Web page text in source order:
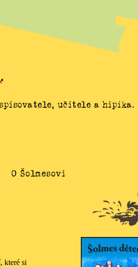
spisovatele, učitele a hipíka.
O Šolmesovi
které si